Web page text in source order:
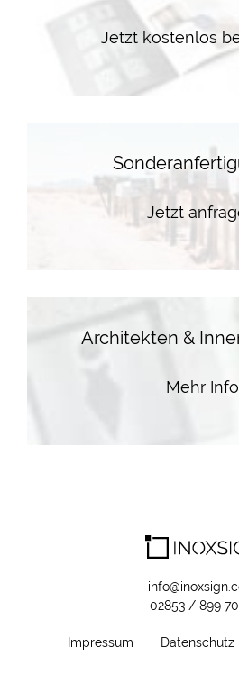
Jetzt kostenlos
Jetzt
Architekten &
Mehr
02853 / 899
Impressum Datenschutz